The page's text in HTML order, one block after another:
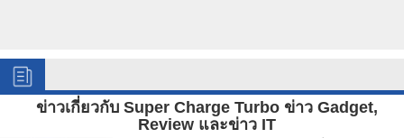
ข่าวเกี่ยวกับ Super Charge Turbo ข่าว Gadget,
Review และข่าว IT